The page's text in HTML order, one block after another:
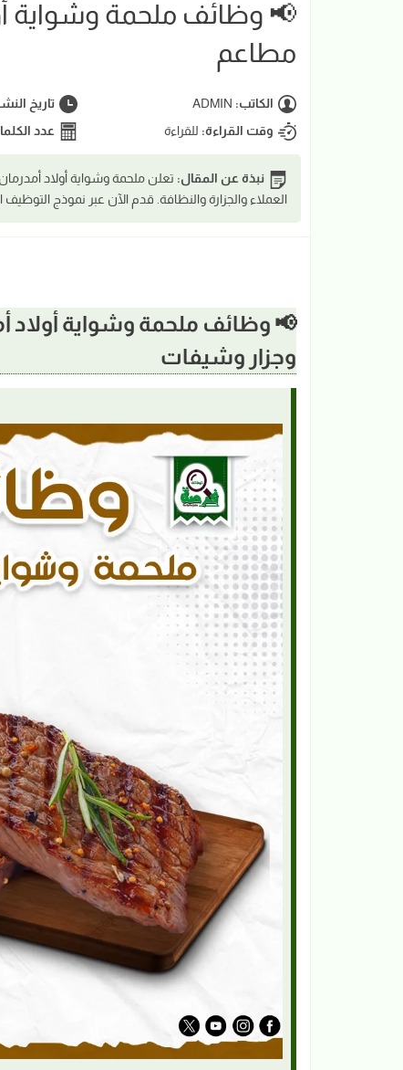
مطاعم
الكاتب: ADMIN تاريخ
وقت القراءة: للقراءة عدد
نبذة عن المقال: تعلن ملحمة وشواية أولاد
العملاء والجزارة والنظافة. قدم الآن عبر نموذج التوظيف
وجزار وشيفات